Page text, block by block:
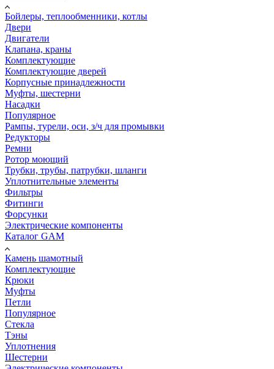
Бойлеры, теплообменники, котлы
Двери
Двигатели
Клапана, краны
Комплектующие
Комплектующие дверей
Корпусные принадлежности
Муфты, шестерни
Насадки
Популярное
Рампы, турели, оси, з/ч для промывки
Редукторы
Ремни
Ротор моющий
Трубки, трубы, патрубки, шланги
Уплотнительные элементы
Фильтры
Фитинги
Форсунки
Электрические компоненты
Каталог GAM
Камень шамотный
Комплектующие
Крюки
Муфты
Петли
Популярное
Стекла
Тэны
Уплотнения
Шестерни